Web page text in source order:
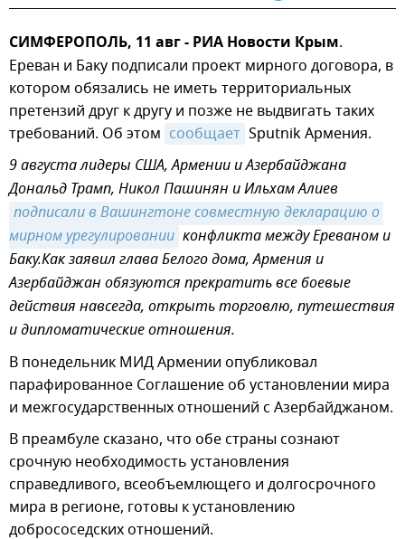
СИМФЕРОПОЛЬ, 11 авг - РИА Новости Крым.
Ереван и Баку подписали проект мирного договора, в
котором обязались не иметь территориальных
претензий друг к другу и позже не выдвигать таких
требований. Об этом сообщает Sputnik Армения.
9 августа лидеры США, Армении и Азербайджана
Дональд Трамп, Никол Пашинян и Ильхам Алиев
подписали в Вашингтоне совместную декларацию о
мирном урегулировании конфликта между Ереваном и
Баку.Как заявил глава Белого дома, Армения и
Азербайджан обязуются прекратить все боевые
действия навсегда, открыть торговлю, путешествия
и дипломатические отношения.
В понедельник МИД Армении опубликовал
парафированное Соглашение об установлении мира
и межгосударственных отношений с Азербайджаном.
В преамбуле сказано, что обе страны сознают
срочную необходимость установления
справедливого, всеобъемлющего и долгосрочного
мира в регионе, готовы к установлению
добрососедских отношений.